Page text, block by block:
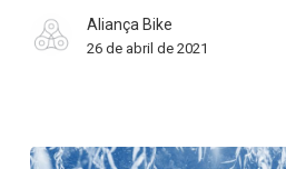
Aliança Bike
26 de abril de 2021